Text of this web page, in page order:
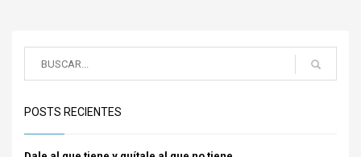
POSTS RECIENTES